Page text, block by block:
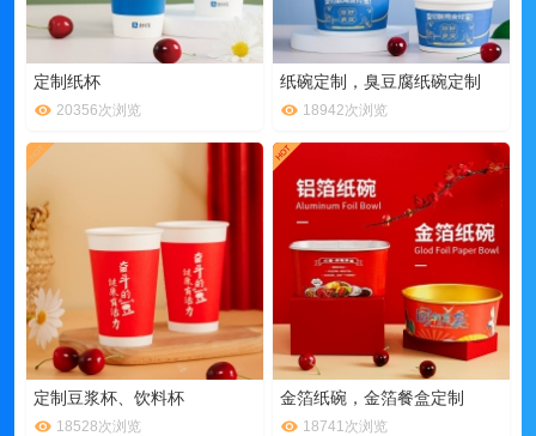
定制纸杯
20356次浏览
纸碗定制，臭豆腐纸碗定制
18942次浏览
定制豆浆杯、饮料杯
18528次浏览
金箔纸碗，金箔餐盒定制
18741次浏览